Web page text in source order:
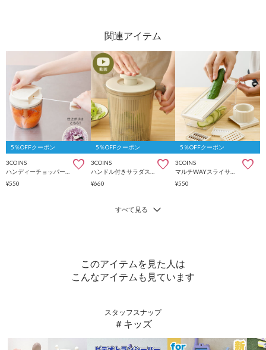
5％OFFクーポン
3COINS
¥550
5％OFFクーポン
3COINS
¥660
5％OFFクーポン
3COINS
¥550
このアイテムを見た人は
こんなアイテムも見ています
スタッフスナップ
＃キッズ